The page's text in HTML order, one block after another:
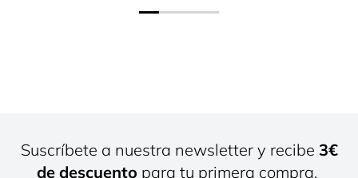
Suscríbete a nuestra newsletter y recibe 3€
de descuento para tu primera compra.